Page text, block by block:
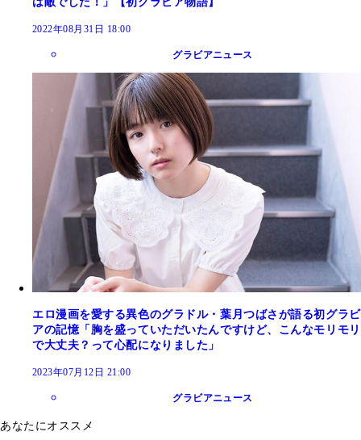
2022年08月31日 18:00
グラビアニュース
エロ漫画を愛する異色のグラドル・葉月つばさが語る初グラビ
アの記憶「胸を盛っていただいたんですけど、こんなモリモリ
で大丈夫？って心配になりました」
2023年07月12日 21:00
グラビアニュース
あなたにオススメ